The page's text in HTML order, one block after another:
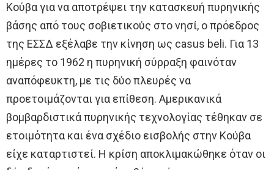
Κούβα για να αποτρέψει την κατασκευή πυρηνικής
βάσης από τους σοβιετικούς στο νησί, ο πρόεδρος
της ΕΣΣΔ εξέλαβε την κίνηση ως casus beli. Για 13
ημέρες το 1962 η πυρηνική σύρραξη φαινόταν
αναπόφευκτη, με τις δύο πλευρές να
προετοιμάζονται για επίθεση. Αμερικανικά
βομβαρδιστικά πυρηνικής τεχνολογίας τέθηκαν σε
ετοιμότητα και ένα σχέδιο εισβολής στην Κούβα
είχε καταρτιστεί. Η κρίση αποκλιμακώθηκε όταν οι